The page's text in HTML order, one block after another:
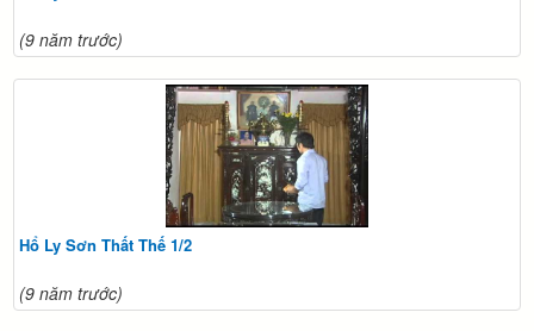
(9 năm trước)
Hổ Ly Sơn Thất Thế 1/2
(9 năm trước)